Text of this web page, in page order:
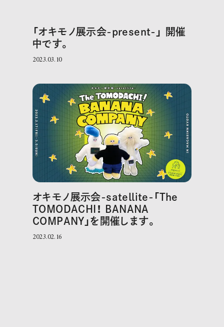
「オキモノ展示会-present-」 開催
中です。
2023.03.10
オキモノ展示会-satellite-「The
TOMODACHI！ BANANA
COMPANY」を開催します。
2023.02.16